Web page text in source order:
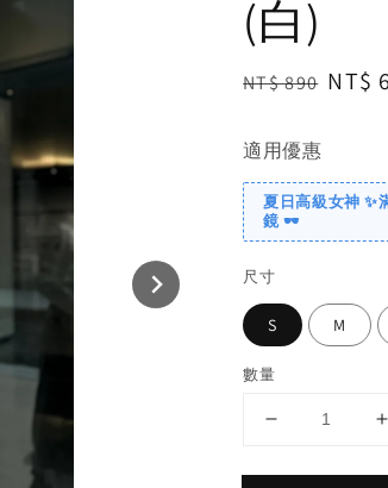
(白)
Regular
NT$ 890 Sale
NT$
適用優惠
夏日高級女神 ✨
鏡 🕶️
尺寸
S M
數量